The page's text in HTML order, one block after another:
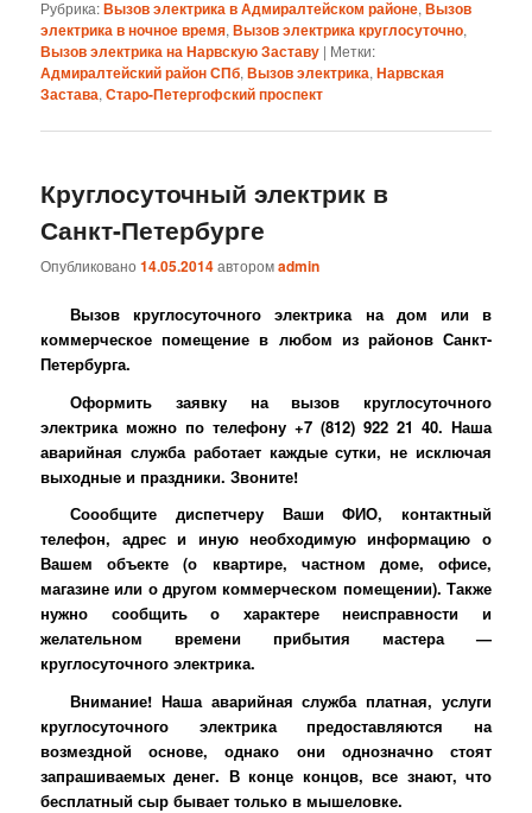
Рубрика:Вызов электрика в Адмиралтейском районе,Вызов
электрика в ночное время,Вызов электрика круглосуточно,
Вызов электрика на Нарвскую Заставу | Метки:
Адмиралтейский район СПб,Вызов электрика,Нарвская
Застава,Старо-Петергофский проспект
Круглосуточный электрик в
Санкт-Петербурге
Опубликовано14.05.2014авторомadmin
Вызов круглосуточного электрика на дом или в
коммерческое помещение в любом из районов Санкт-
Петербурга.
Оформить заявку на вызов круглосуточного
электрика можно по телефону +7 (812) 922 21 40. Наша
аварийная служба работает каждые сутки, не исключая
выходные и праздники. Звоните!
Соообщите диспетчеру Ваши ФИО, контактный
телефон, адрес и иную необходимую информацию о
Вашем объекте (о квартире, частном доме, офисе,
магазине или о другом коммерческом помещении). Также
нужно сообщить о характере неисправности и
желательном времени прибытия мастера —
круглосуточного электрика.
Внимание! Наша аварийная служба платная, услуги
круглосуточного электрика предоставляются на
возмездной основе, однако они однозначно стоят
запрашиваемых денег. В конце концов, все знают, что
бесплатный сыр бывает только в мышеловке.